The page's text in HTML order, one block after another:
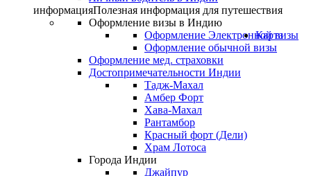
информацияПолезная информация для путешествия
Оформление визы в Индию
Оформление Электронной визы
Оформление обычной визы
Оформление мед. страховки
Достопримечательности Индии
Тадж-Махал
Амбер Форт
Хава-Махал
Рантамбор
Красный форт (Дели)
Храм Лотоса
Города Индии
Джайпур
Карта